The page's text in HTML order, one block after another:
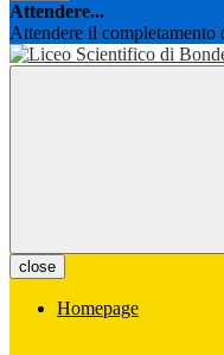
Attendere...
Attendere il completamento
close
Homepage